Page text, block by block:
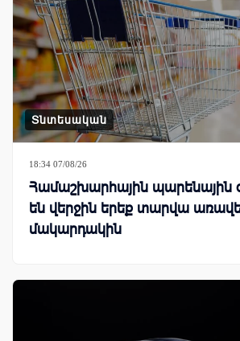
Տնտեսական
18:34 07/08/26
Համաշխարհային պարենային
են վերջին երեք տարվա
մակարդակին